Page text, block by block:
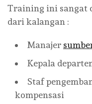
Training ini sangat
dari kalangan :
Manajer
Kepala
Staf
kompensasi